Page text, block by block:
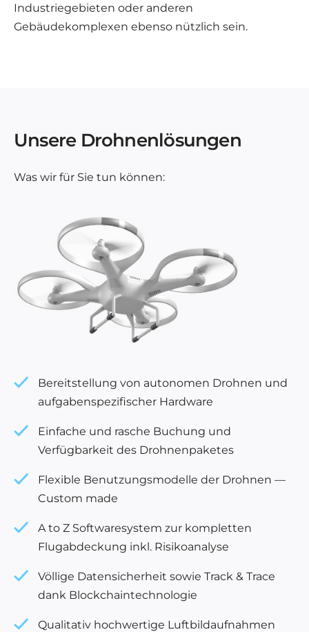
Industriegebieten oder anderen
Gebäudekomplexen ebenso nützlich sein.
Unsere Drohnenlösungen
Was wir für Sie tun können:
Bereitstellung von autonomen Drohnen und
aufgabenspezifischer Hardware
Einfache und rasche Buchung und
Verfügbarkeit des Drohnenpaketes
Flexible Benutzungsmodelle der Drohnen —
Custom made
A to Z Softwaresystem zur kompletten
Flugabdeckung inkl. Risikoanalyse
Völlige Datensicherheit sowie Track & Trace
dank Blockchaintechnologie
Qualitativ hochwertige Luftbildaufnahmen